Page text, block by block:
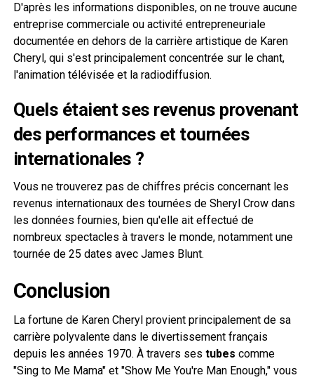
D'après les informations disponibles, on ne trouve aucune
entreprise commerciale ou activité entrepreneuriale
documentée en dehors de la carrière artistique de Karen
Cheryl, qui s'est principalement concentrée sur le chant,
l'animation télévisée et la radiodiffusion.
Quels étaient ses revenus provenant
des performances et tournées
internationales ?
Vous ne trouverez pas de chiffres précis concernant les
revenus internationaux des tournées de Sheryl Crow dans
les données fournies, bien qu'elle ait effectué de
nombreux spectacles à travers le monde, notamment une
tournée de 25 dates avec James Blunt.
Conclusion
La fortune de Karen Cheryl provient principalement de sa
carrière polyvalente dans le divertissement français
depuis les années 1970. À travers ses tubes comme
"Sing to Me Mama" et "Show Me You're Man Enough," vous